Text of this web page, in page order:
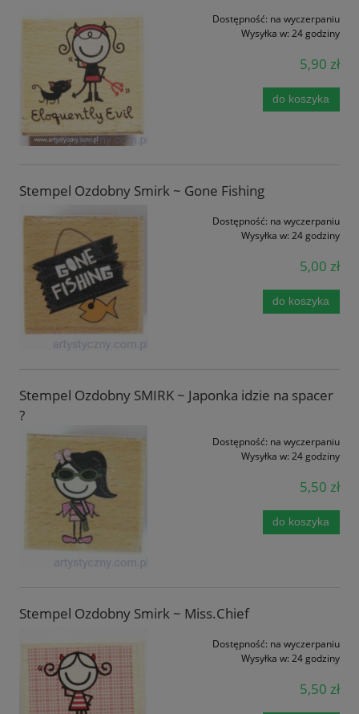
Dostępność: na wyczerpaniu
Wysyłka w: 24 godziny
5,90 zł
do koszyka
Stempel Ozdobny Smirk ~ Gone Fishing
Dostępność: na wyczerpaniu
Wysyłka w: 24 godziny
5,00 zł
do koszyka
Stempel Ozdobny SMIRK ~ Japonka idzie na spacer
?
Dostępność: na wyczerpaniu
Wysyłka w: 24 godziny
5,50 zł
do koszyka
Stempel Ozdobny Smirk ~ Miss.Chief
Dostępność: na wyczerpaniu
Wysyłka w: 24 godziny
5,50 zł